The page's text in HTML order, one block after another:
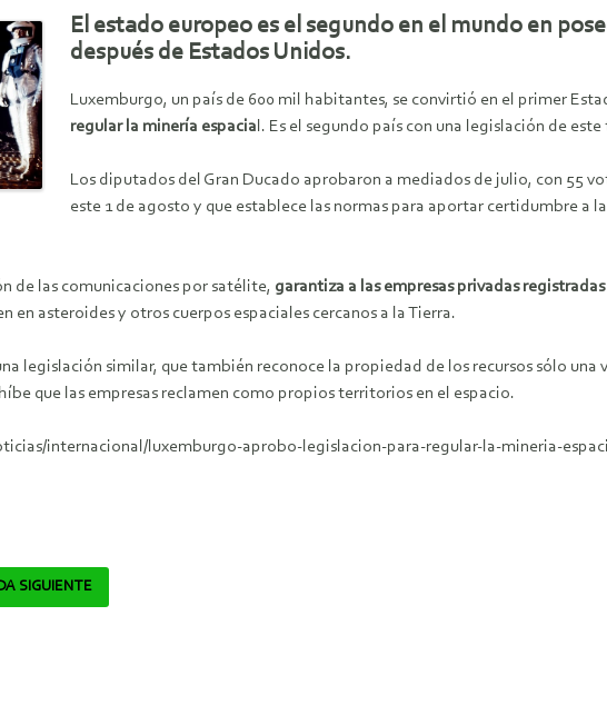
El estado europeo es el segundo en el mundo en
después de Estados Unidos.
Luxemburgo, un país de 600 mil habitantes, se convirtió en el primer
regular la minería espacia l. Es el segundo país con una legislación de
Los diputados del Gran Ducado aprobaron a mediados de julio, con 55
este 1 de agosto y que establece las normas para aportar certidumbre a
de las comunicaciones por satélite, garantiza a las empresas privadas
en asteroides y otros cuerpos espaciales cercanos a la Tierra.
legislación similar, que también reconoce la propiedad de los recursos sólo
que las empresas reclamen como propios territorios en el espacio.
internacional/luxemburgo-aprobo-legislacion-para-regular-la-mineria-
SIGUIENTE